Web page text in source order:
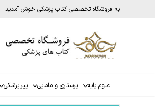
به فروشگاه تخصصی کتاب پزشکی خوش آمدید
علوم پایه پرستاری و مامایی پیراپزشکی